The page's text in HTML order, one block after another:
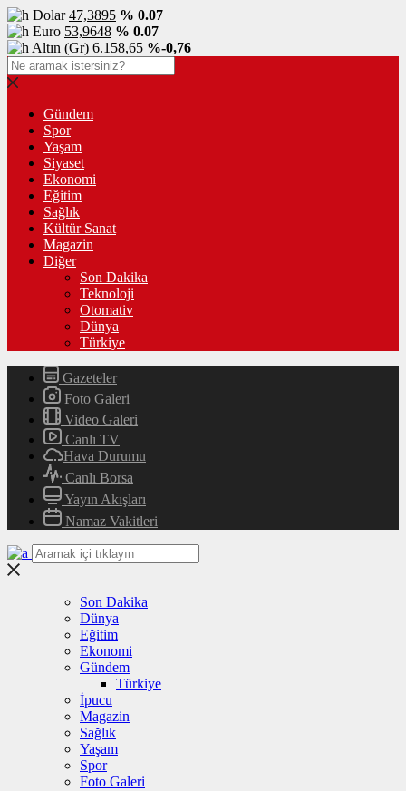
Dolar47,3895 % 0.07
Euro 53,9648 % 0.07
Altın (Gr) 6.158,65 %-0,76
Gündem
Spor
Yaşam
Siyaset
Ekonomi
Eğitim
Sağlık
Kültür Sanat
Magazin
Diğer
Son Dakika
Teknoloji
Otomativ
Dünya
Türkiye
Gazeteler
Foto Galeri
Video Galeri
Canlı TV
Hava Durumu
Canlı Borsa
Yayın Akışları
Namaz Vakitleri
Son Dakika
Dünya
Eğitim
Ekonomi
Gündem
Türkiye
İpucu
Magazin
Sağlık
Yaşam
Spor
Foto Galeri